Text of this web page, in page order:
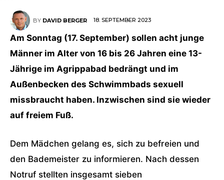
BY DAVID BERGER 18. SEPTEMBER 2023
Am Sonntag (17. September) sollen acht junge
Männer im Alter von 16 bis 26 Jahren eine 13-
Jährige im Agrippabad bedrängt und im
Außenbecken des Schwimmbads sexuell
missbraucht haben. Inzwischen sind sie wieder
auf freiem Fuß.
Dem Mädchen gelang es, sich zu befreien und
den Bademeister zu informieren. Nach dessen
Notruf stellten insgesamt sieben